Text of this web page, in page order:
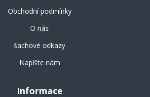
Obchodní podmínky
O nás
šachové odkazy
Napište nám
Informace